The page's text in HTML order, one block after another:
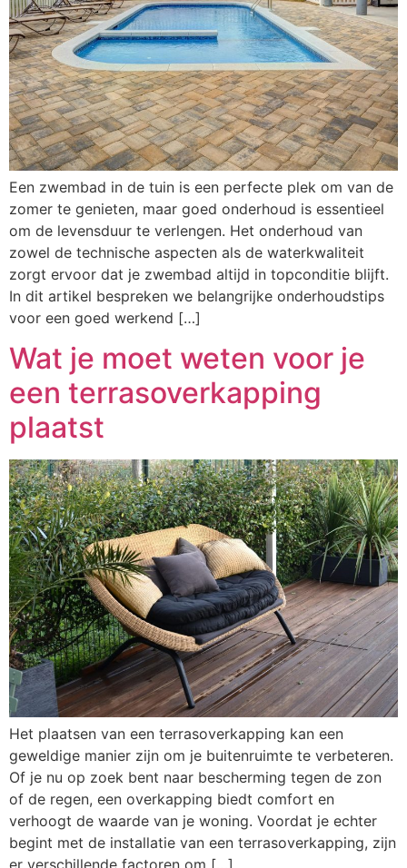
Een zwembad in de tuin is een perfecte plek om van de
zomer te genieten, maar goed onderhoud is essentieel
om de levensduur te verlengen. Het onderhoud van
zowel de technische aspecten als de waterkwaliteit
zorgt ervoor dat je zwembad altijd in topconditie blijft.
In dit artikel bespreken we belangrijke onderhoudstips
voor een goed werkend […]
Wat je moet weten voor je
een terrasoverkapping
plaatst
Het plaatsen van een terrasoverkapping kan een
geweldige manier zijn om je buitenruimte te verbeteren.
Of je nu op zoek bent naar bescherming tegen de zon
of de regen, een overkapping biedt comfort en
verhoogt de waarde van je woning. Voordat je echter
begint met de installatie van een terrasoverkapping, zijn
er verschillende factoren om […]